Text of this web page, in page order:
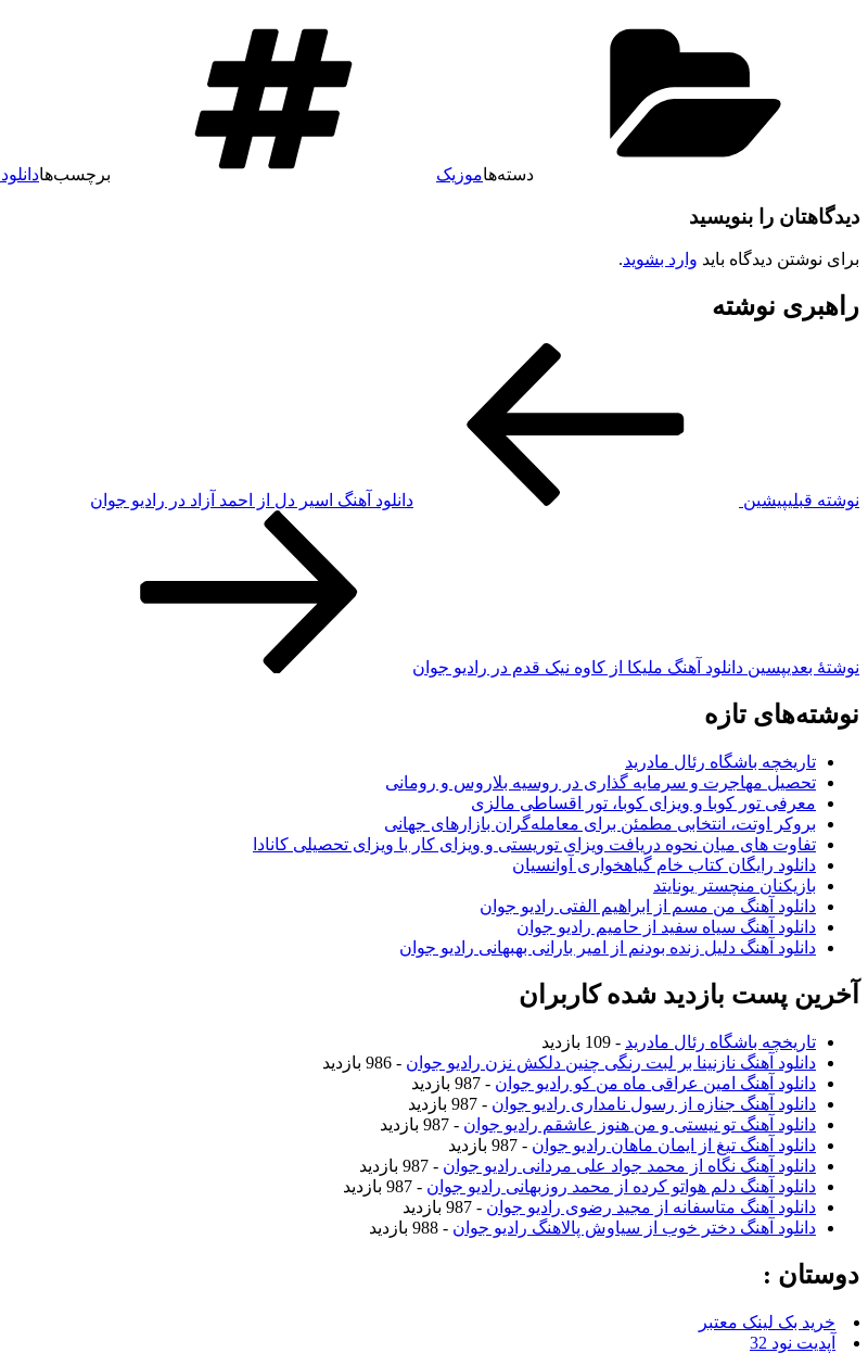
دسته‌هاموزیک برچسب‌ها
دیدگاهتان را بنویسید
برای نوشتن دیدگاه باید وارد بشوید.
راهبری نوشته
نوشته قبلیپیشین دانلود آهنگ اسیر دل از احمد آزاد در رادیو جوان
نوشته‌ٔ بعدیپسین دانلود آهنگ ملیکا از کاوه نیک قدم در رادیو جوان
نوشته‌های تازه
تاریخچه باشگاه رئال مادرید
تحصیل مهاجرت و سرمایه گذاری در روسیه بلاروس و رومانی
معرفی تور کوبا و ویزای کوبا، تور اقساطی مالزی
بروکر اوتت، انتخابی مطمئن برای معامله‌گران بازارهای جهانی
تفاوت های میان نحوه دریافت ویزای توریستی و ویزای کار با ویزای تحصیلی کانادا
دانلود رایگان کتاب خام گیاهخواری آوانسیان
بازیکنان منچستر یونایتد
دانلود آهنگ من مسم از ابراهیم الفتی رادیو جوان
دانلود آهنگ سیاه سفید از حامیم رادیو جوان
دانلود آهنگ دلیل زنده بودنم از امیر بارانی بهبهانی رادیو جوان
آخرین پست بازدید شده کاربران
تاریخچه باشگاه رئال مادرید - 109 بازدید
دانلود آهنگ نازنینا بر لبت رنگی چنین دلکش نزن رادیو جوان - 986 بازدید
دانلود آهنگ امین عراقی ماه من کو رادیو جوان - 987 بازدید
دانلود آهنگ جنازه از رسول نامداری رادیو جوان - 987 بازدید
دانلود آهنگ تو نیستی و من هنوز عاشقم رادیو جوان - 987 بازدید
دانلود آهنگ تیغ از ایمان ماهان رادیو جوان - 987 بازدید
دانلود آهنگ نگاه از محمد جواد علی مردانی رادیو جوان - 987 بازدید
دانلود آهنگ دلم هواتو کرده از محمد روزبهانی رادیو جوان - 987 بازدید
دانلود آهنگ متاسفانه از مجید رضوی رادیو جوان - 987 بازدید
دانلود آهنگ دختر خوب از سیاوش پالاهنگ رادیو جوان - 988 بازدید
دوستان :
خرید بک لینک معتبر
آپدیت نود 32